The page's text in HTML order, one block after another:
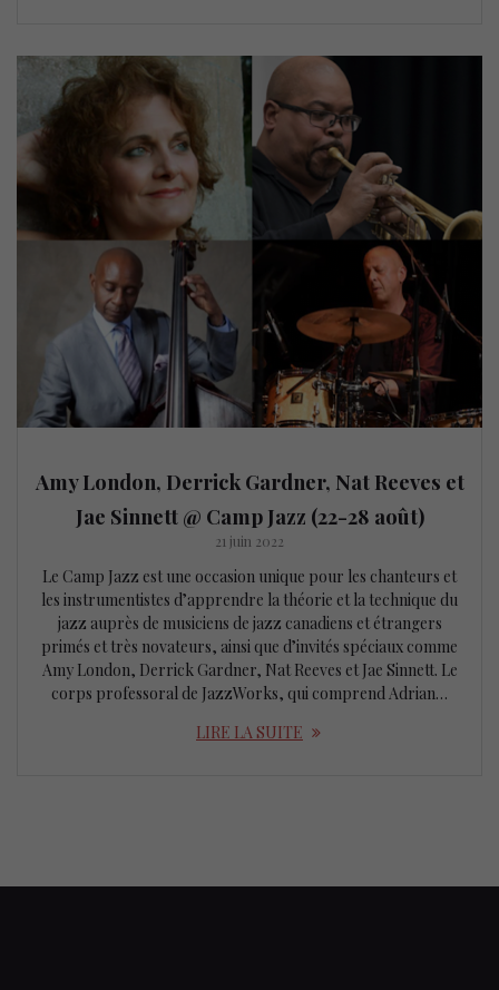
Amy London, Derrick Gardner, Nat Reeves et
Jae Sinnett @ Camp Jazz (22-28 août)
21 juin 2022
Le Camp Jazz est une occasion unique pour les chanteurs et
les instrumentistes d’apprendre la théorie et la technique du
jazz auprès de musiciens de jazz canadiens et étrangers
primés et très novateurs, ainsi que d’invités spéciaux comme
Amy London, Derrick Gardner, Nat Reeves et Jae Sinnett. Le
corps professoral de JazzWorks, qui comprend Adrian…
LIRE LA SUITE